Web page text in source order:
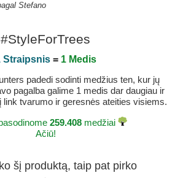
Stefano
#StyleForTrees
Straipsnis= 1 Medis
padedi sodinti medžius ten, kur jų
pagalba galime 1 medis dar daugiau ir
link tvarumo ir geresnės ateities visiems.
259.408 medžiai
Ačiū!
šį produktą, taip pat pirko